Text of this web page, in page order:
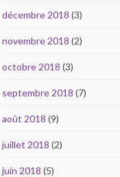
décembre 2018 (3)
novembre 2018 (2)
octobre 2018 (3)
septembre 2018 (7)
août 2018 (9)
juillet 2018 (2)
juin 2018 (5)